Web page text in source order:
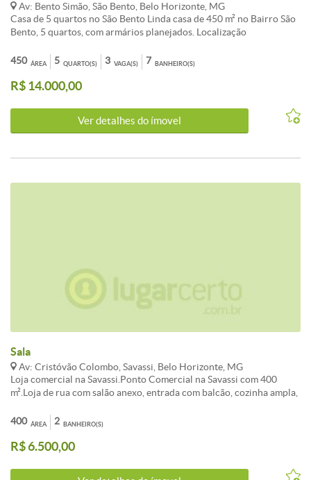
Av: Bento Simão, São Bento, Belo Horizonte, MG
Casa de 5 quartos no São Bento Linda casa de 450 m² no Bairro São
Bento, 5 quartos, com armários planejados. Localização
planejados sendo 4 suites 7 banheiros sendo 4 suites e 3 com
banheira de hidromassagen 4 garagens Churrasqueira Piscina
Sauna Portão eletrônico.
ÁREA
450 QUARTO(S)
5 VAGA(S)
3 BANHEIRO(S)
7
R$ 14.000,00
Ver detalhes do ímovel
Sala
Av: Cristóvão Colombo, Savassi, Belo Horizonte, MG
Loja comercial na Savassi.Ponto Comercial na Savassi com 400
m².Loja de rua com salão anexo, entrada com balcão, cozinha ampla,
na Savassi para vários segmentos.
ÁREA
400 BANHEIRO(S)
2
R$ 6.500,00